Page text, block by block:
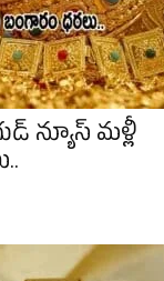
న్యూస్ మళ్లీ